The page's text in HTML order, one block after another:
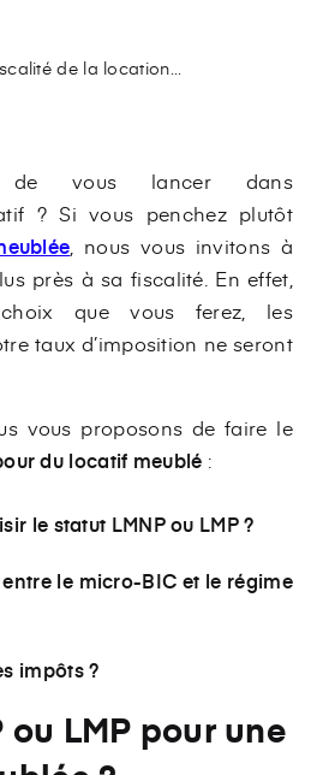
de la location...
de vous lancer dans
? Si vous penchez plutôt
, nous vous invitons à
près à sa fiscalité. En effet,
que vous ferez, les
taux d’imposition ne seront
vous proposons de faire le
du locatif meublé :
le statut LMNP ou LMP ?
le micro-BIC et le régime
impôts ?
ou LMP pour une